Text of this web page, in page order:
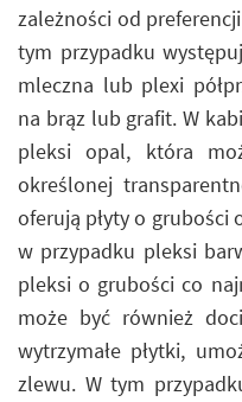
zależności od
tym przypadku
mleczna lub plexi
na brąz lub grafit. W
pleksi opal, która
określonej
oferują płyty o grubości
w przypadku pleksi
pleksi o grubości co
może być również
wytrzymałe płytki,
zlewu. W tym